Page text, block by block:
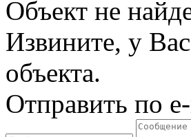
Объект не
Извините, у
объекта.
Отправить по